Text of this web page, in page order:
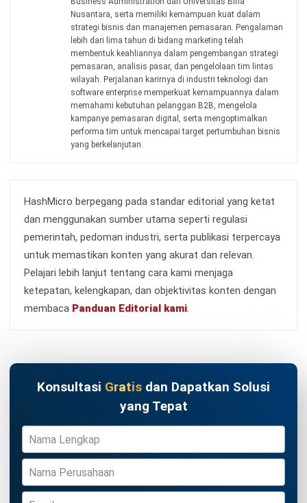
dan Pihak yang Dilibatkan
Jessica Wijaya- 23/07/2026
15 KPI Inventory Management yang
Wajib Dipantau dan Cara Ukurnya
INVENTORY
Phantom Inventory: Pengertian,
Penyebab Stok Fiktif, dan Cara
Mencegahnya
Irga Afghani